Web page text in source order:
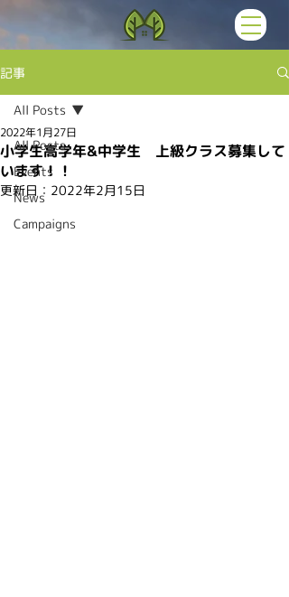
記事
All Posts
Events
News
Campaigns
All Posts
小学生高学年&中学生 上級クラス募集して
います！！
2022年1月27日
更新日： 2022年2月15日